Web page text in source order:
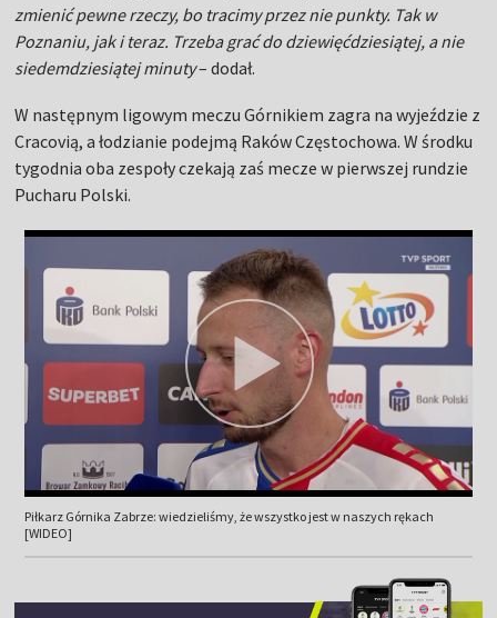
zmienić pewne rzeczy, bo tracimy przez nie punkty. Tak w
Poznaniu, jak i teraz. Trzeba grać do dziewięćdziesiątej, a nie
siedemdziesiątej minuty– dodał.
W następnym ligowym meczu Górnikiem zagra na wyjeździe z
Cracovią, a łodzianie podejmą Raków Częstochowa. W środku
tygodnia oba zespoły czekają zaś mecze w pierwszej rundzie
Pucharu Polski.
Piłkarz Górnika Zabrze: wiedzieliśmy, że wszystko jest w naszych rękach
[WIDEO]